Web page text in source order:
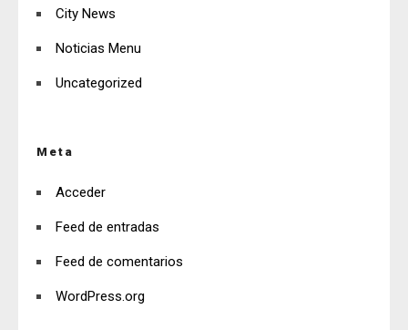
City News
Noticias Menu
Uncategorized
Meta
Acceder
Feed de entradas
Feed de comentarios
WordPress.org